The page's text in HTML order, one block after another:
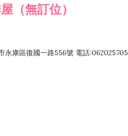
（無訂位）
永康區復國一路556號 電話:062025705